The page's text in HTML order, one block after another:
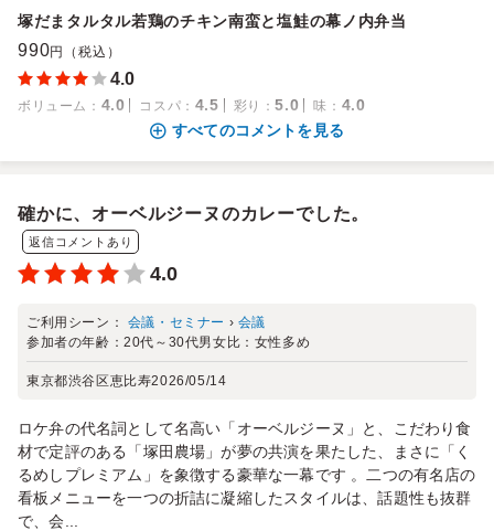
塚だまタルタル若鶏のチキン南蛮と塩鮭の幕ノ内弁当
990円（税込）
4.0
ボリューム ： 4.0 コスパ ： 4.5 彩り ：5.0 味 ： 4.0
すべてのコメントを見る
確かに、オーベルジーヌのカレーでした。
返信コメントあり
4.0
ご利用シーン： 会議・セミナー › 会議
参加者の年齢：20代～30代男女比： 女性多め
東京都渋谷区恵比寿2026/05/14
ロケ弁の代名詞として名高い「オーベルジーヌ」と、こだわり食
材で定評のある「塚田農場」が夢の共演を果たした、まさに「く
るめしプレミアム」を象徴する豪華な一幕です 。二つの有名店の
看板メニューを一つの折詰に凝縮したスタイルは、話題性も抜群
で、会...